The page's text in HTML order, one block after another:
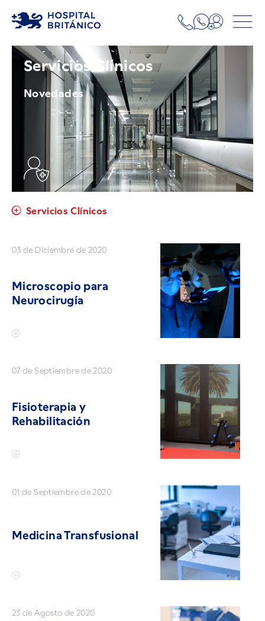
Servicios Clínicos
Novedades
Servicios Clínicos
03 de Diciembre de 2020
Microscopio para
Neurocirugía
07 de Septiembre de 2020
Fisioterapia y
Rehabilitación
01 de Septiembre de 2020
Medicina Transfusional
23 de Agosto de 2020